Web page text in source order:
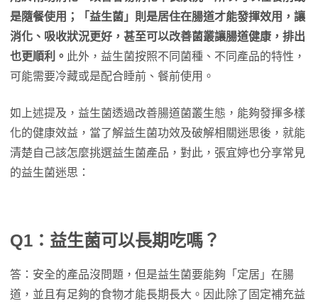
是隨餐使用；「益生菌」則是居住在腸道才能發揮效用，讓
消化、吸收狀況更好，甚至可以改善菌叢讓腸道健康，排出
也更順利。 此外，益生菌按照不同菌種、不同產品的特性，
可能需要冷藏或是配合睡前、餐前使用。
如上述提及，益生菌透過改善腸道菌叢生態，能夠發揮多樣
化的健康效益，當了解益生菌功效及破解相關迷思後，就能
清楚自己該怎麼挑選益生菌產品，對此，張宜婷也分享常見
的益生菌迷思：
Q1：益生菌可以長期吃嗎？
答：安全的產品沒問題，但是益生菌要能夠「定居」在腸
道，並且有足夠的食物才能長期長大。因此除了固定補充益